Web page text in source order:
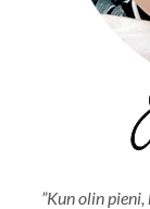
”Kun olin